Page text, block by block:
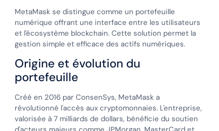
MetaMask se distingue comme un portefeuille
numérique offrant une interface entre les utilisateurs
et l'écosystème blockchain. Cette solution permet la
gestion simple et efficace des actifs numériques.
Origine et évolution du
portefeuille
Créé en 2016 par ConsenSys, MetaMask a
révolutionné l'accès aux cryptomonnaies. L'entreprise,
valorisée à 7 milliards de dollars, bénéficie du soutien